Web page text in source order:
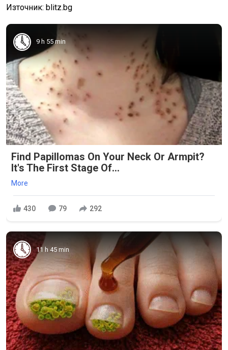
Източник: blitz.bg
9 h 55 min
Find Papillomas On Your Neck Or Armpit?
It's The First Stage Of...
More
430 79 292
11 h 45 min